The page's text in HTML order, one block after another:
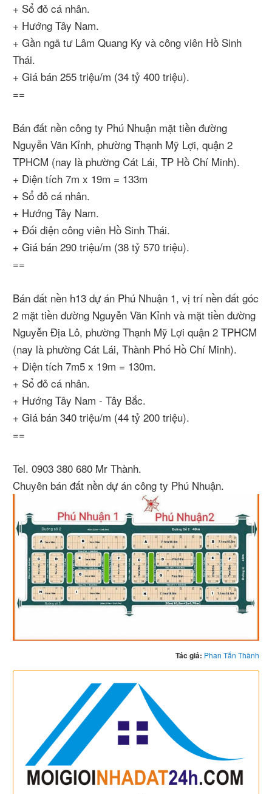
+ Sổ đỏ cá nhân.
+ Hướng Tây Nam.
+ Gần ngã tư Lâm Quang Ky và công viên Hồ Sinh
Thái.
+ Giá bán 255 triệu/m (34 tỷ 400 triệu).
==
Bán đất nền công ty Phú Nhuận mặt tiền đường
Nguyễn Văn Kỉnh, phường Thạnh Mỹ Lợi, quận 2
TPHCM (nay là phường Cát Lái, TP Hồ Chí Minh).
+ Diện tích 7m x 19m = 133m
+ Sổ đỏ cá nhân.
+ Hướng Tây Nam.
+ Đối diện công viên Hồ Sinh Thái.
+ Giá bán 290 triệu/m (38 tỷ 570 triệu).
==
Bán đất nền h13 dự án Phú Nhuận 1, vị trí nền đất góc
2 mặt tiền đường Nguyễn Văn Kỉnh và mặt tiền đường
Nguyễn Địa Lô, phường Thạnh Mỹ Lợi quận 2 TPHCM
(nay là phường Cát Lái, Thành Phố Hồ Chí Minh).
+ Diện tích 7m5 x 19m = 130m.
+ Sổ đỏ cá nhân.
+ Hướng Tây Nam - Tây Bắc.
+ Giá bán 340 triệu/m (44 tỷ 200 triệu).
==
Tel. 0903 380 680 Mr Thành.
Chuyên bán đất nền dự án công ty Phú Nhuận.
Tác giả: Phan Tấn Thành